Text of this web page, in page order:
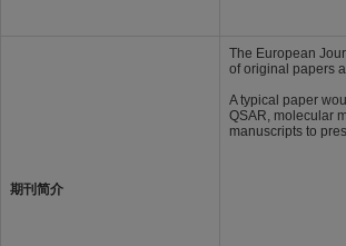
期刊简介
The European
of original papers
A typical paper
QSAR, molecular
manuscripts to